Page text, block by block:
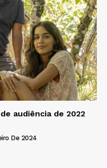
audiência de 2022
De 2024